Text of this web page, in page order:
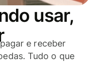
usar,
e receber
Tudo o que